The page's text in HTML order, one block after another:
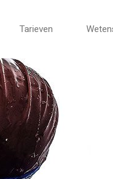
Tarieven